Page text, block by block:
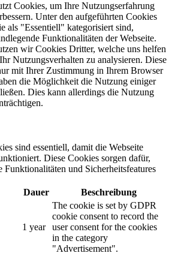
Cookies, um Ihre Nutzungserfahrung
Unter den aufgeführten Cookies
als "Essentiell" kategorisiert sind,
Funktionalitäten der Webseite.
wir Cookies Dritter, welche uns helfen
Nutzungsverhalten zu analysieren. Diese
mit Ihrer Zustimmung in Ihrem Browser
die Möglichkeit die Nutzung einiger
Dies kann allerdings die Nutzung
sind essentiell, damit die Webseite
Diese Cookies sorgen dafür,
Funktionalitäten und Sicherheitsfeatures
Dauer Beschreibung
1 year
The cookie is set by GDPR
cookie consent to record the
user consent for the cookies
in the category
"Advertisement".